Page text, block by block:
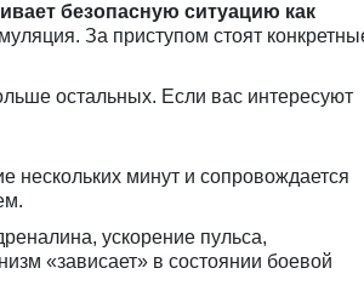
безопасную ситуацию как
За приступом стоят
остальных. Если вас интересуют
нескольких минут и сопровождается
ускорение пульса,
«зависает» в состоянии боевой